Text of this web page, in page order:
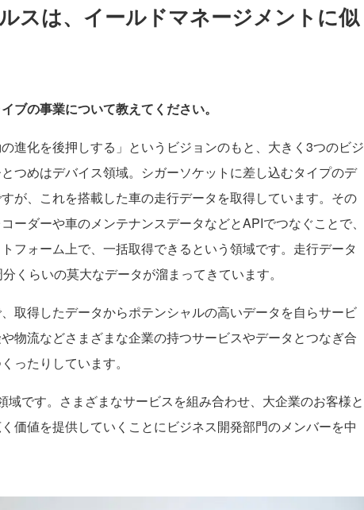
スは、イールドマネージメントに似
の事業について教えてください。
進化を後押しする」というビジョンのもと、大きく3つのビジ
つめはデバイス領域。シガーソケットに差し込むタイプのデ
が、これを搭載した車の走行データを取得しています。その
ーダーや車のメンテナンスデータなどとAPIでつなぐことで、
フォーム上で、一括取得できるという領域です。走行データ
くらいの莫大なデータが溜まってきています。
取得したデータからポテンシャルの高いデータを自らサービ
物流などさまざまな企業の持つサービスやデータとつなぎ合
ったりしています。
域です。さまざまなサービスを組み合わせ、大企業のお客様と
価値を提供していくことにビジネス開発部門のメンバーを中